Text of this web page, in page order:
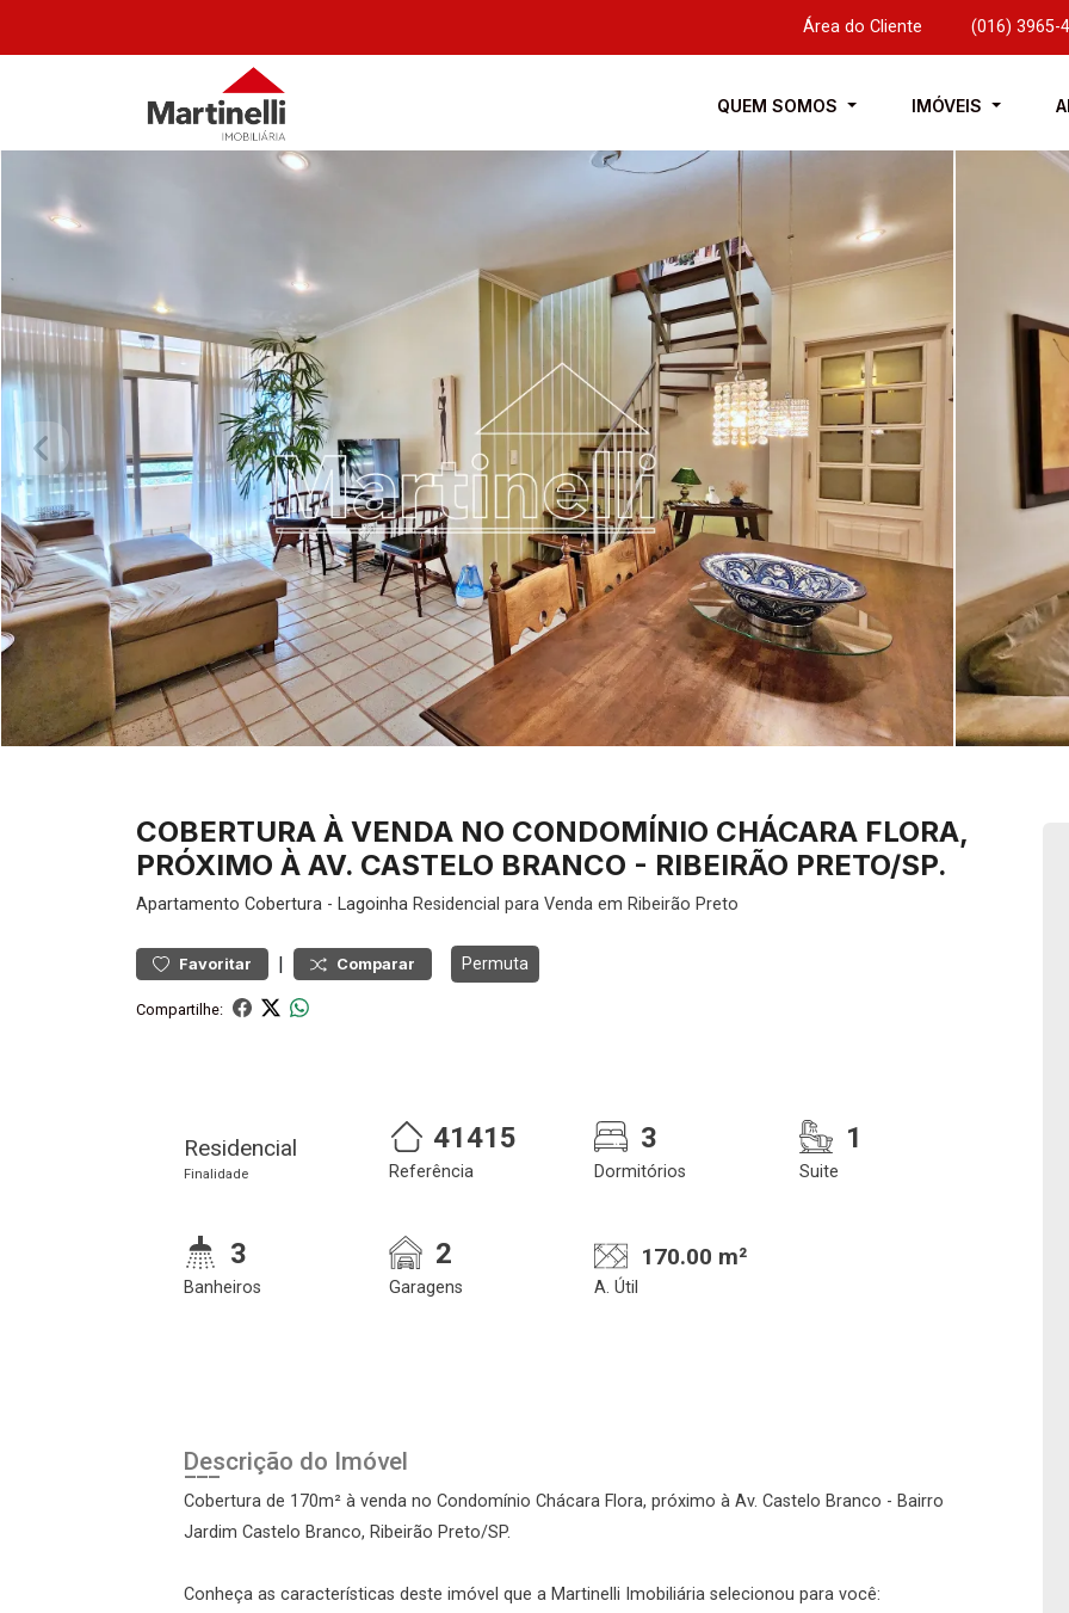
Área do Cliente (016) 3965-
QUEM SOMOS IMÓVEIS
COBERTURA À VENDA NO CONDOMÍNIO CHÁCARA FLORA,
PRÓXIMO À AV. CASTELO BRANCO - RIBEIRÃO PRETO/SP.
Apartamento Cobertura - Lagoinha Residencial para Venda em Ribeirão Preto
Favoritar | Comparar Permuta
Compartilhe:
Residencial
Finalidade
41415
Referência
3
Dormitórios
1
Suite
3
Banheiros
2
Garagens
170.00 m²
A. Útil
Descrição do Imóvel
Cobertura de 170m² à venda no Condomínio Chácara Flora, próximo à Av. Castelo Branco - Bairro
Jardim Castelo Branco, Ribeirão Preto/SP.
Conheça as características deste imóvel que a Martinelli Imobiliária selecionou para você: